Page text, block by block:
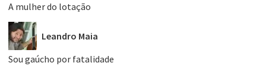
A mulher do lotação
Leandro Maia
Sou gaúcho por fatalidade